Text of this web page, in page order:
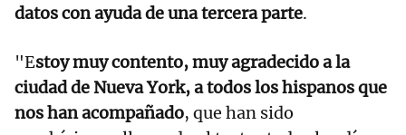
datos con ayuda de una tercera parte.
"Estoy muy contento, muy agradecido a la
ciudad de Nueva York, a todos los hispanos que
nos han acompañado, que han sido